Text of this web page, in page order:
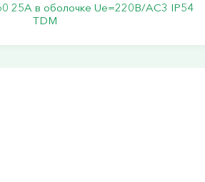
25А в оболочке Ue=220В/АС3 IP54
TDM